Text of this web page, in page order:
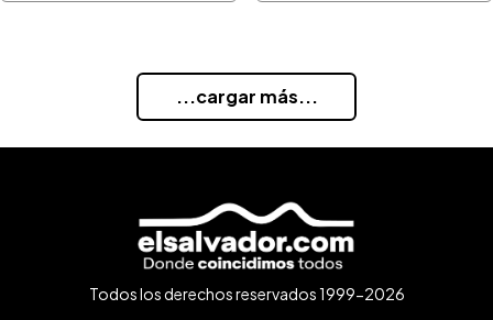
...cargar más...
Todos los derechos reservados 1999-2026